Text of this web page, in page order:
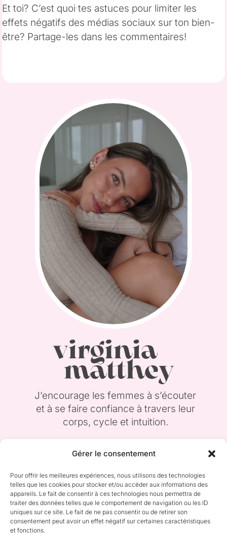
Gérer le consentement
Pour offrir les meilleures expériences, nous utilisons des technologies
telles que les cookies pour stocker et/ou accéder aux informations des
appareils. Le fait de consentir à ces technologies nous permettra de
traiter des données telles que le comportement de navigation ou les ID
uniques sur ce site. Le fait de ne pas consentir ou de retirer son
consentement peut avoir un effet négatif sur certaines caractéristiques
et fonctions.
Et toi? C’est quoi tes astuces pour limiter les
effets négatifs des médias sociaux sur ton bien-
être? Partage-les dans les commentaires!
J’encourage les femmes à s’écouter
et à se faire confiance à travers leur
corps, cycle et intuition.
code promo iHerb
économise 5% sur ma